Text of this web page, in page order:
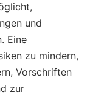
und
Eine
zu mindern,
Vorschriften
zur